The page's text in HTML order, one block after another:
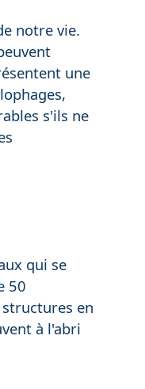
notre vie.
une
s'ils ne
qui se
50
en
à l'abri